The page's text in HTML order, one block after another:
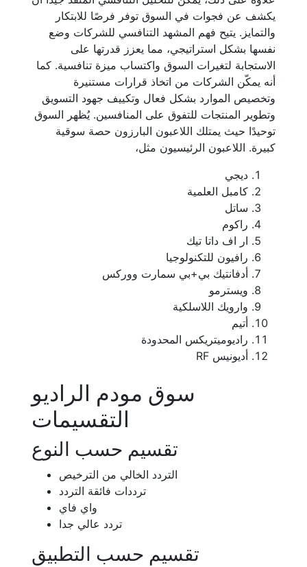
يكشف عن فجوات في السوق توفر فرصًا للابتكار
والتمايز. يتيح فهم المشهد التنافسي للشركات وضع
نفسها بشكل استراتيجي، مما يعزز قدرتها على
الاستجابة لتغيرات السوق واكتساب ميزة تنافسية. كما
أنه يمكّن الشركات من اتخاذ قرارات مستنيرة
وتخصيص الموارد بشكل فعال وتكييف جهود التسويق
وتطوير المنتجات للتفوق على المنافسين. يُظهر السوق
توحيدًا حيث يمتلك اللاعبون البارزون حصة سوقية
كبيرة. اللاعبون الرئيسيون مثل،
ديجي
كامبل العلمية
ساتل
راكوم
ار اف داتا تيك
رافيون للتكنولوجيا
أدفانتيك بي+بي سمارت ووركس
ويسترمو
وارويك اللاسلكية
أتيم
راديوميتريكس المحدودة
أديونيس RF
سوق مودم الراديو
التقسيمات
تقسيم حسب النوع
التردد الخالي من الترخيص
ترددات فائقة التردد
واي فاي
تردد عالي جدا
تقسيم حسب التطبيق